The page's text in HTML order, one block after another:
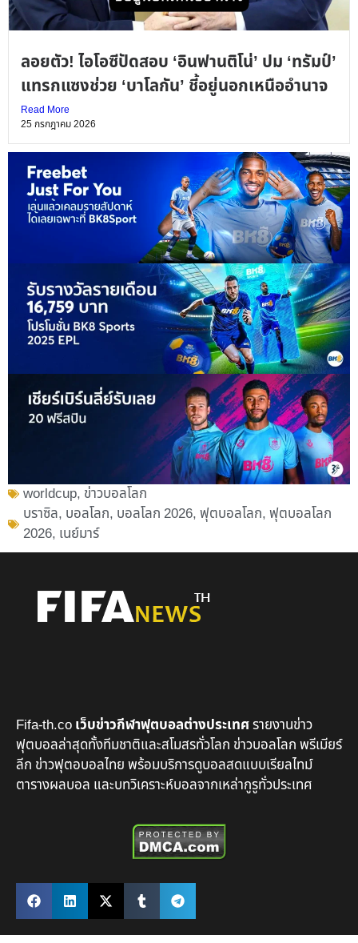
ลอยตัว! ไอโอซีปัดสอบ ‘อินฟานติโน่’ ปม ‘ทรัมป์’
แทรกแซงช่วย ‘บาโลกัน’ ชี้อยู่นอกเหนืออำนาจ
Read More
25 กรกฎาคม 2026
worldcup, ข่าวบอลโลก
บราซิล, บอลโลก, บอลโลก 2026,ฟุตบอลโลก,ฟุตบอลโลก
2026, เนย์มาร์
Fifa-th.coเว็บข่าวกีฬาฟุตบอลต่างประเทศรายงานข่าว
ฟุตบอลล่าสุดทั้งทีมชาติและสโมสรทั่วโลก ข่าวบอลโลก พรีเมียร์
ลีก ข่าวฟุตอบอลไทย พร้อมบริการดูบอลสดแบบเรียลไทม์
ตารางผลบอล และบทวิเคราะห์บอลจากเหล่ากูรูทั่วประเทศ